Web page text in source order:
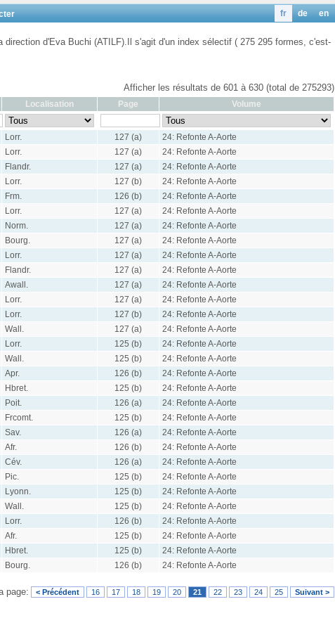
en
de
fr
direction d'Eva Buchi (ATILF).Il s'agit d'un index sélectif ( 275 295 formes, c'est-
Afficher les résultats de 601 à 630 (total de 275293)
Localisation Page Volume
Lorr. 127 (a)
24: Refonte A-Aorte
Lorr. 127 (a)
24: Refonte A-Aorte
Flandr. 127 (a)
24: Refonte A-Aorte
Lorr. 127 (b)
24: Refonte A-Aorte
Frm. 126 (b)
24: Refonte A-Aorte
Lorr. 127 (a)
24: Refonte A-Aorte
Norm. 127 (a)
24: Refonte A-Aorte
Bourg. 127 (a)
24: Refonte A-Aorte
Lorr. 127 (a)
24: Refonte A-Aorte
Flandr. 127 (a)
24: Refonte A-Aorte
Awall. 127 (a)
24: Refonte A-Aorte
Lorr. 127 (a)
24: Refonte A-Aorte
Lorr. 127 (b)
24: Refonte A-Aorte
Wall. 127 (a)
24: Refonte A-Aorte
Lorr. 125 (b)
24: Refonte A-Aorte
Wall. 125 (b)
24: Refonte A-Aorte
Apr. 126 (b)
24: Refonte A-Aorte
Hbret. 125 (b)
24: Refonte A-Aorte
Poit. 126 (a)
24: Refonte A-Aorte
Frcomt. 125 (b)
24: Refonte A-Aorte
Sav. 126 (a)
24: Refonte A-Aorte
Afr. 126 (b)
24: Refonte A-Aorte
Cév. 126 (a)
24: Refonte A-Aorte
Pic. 125 (b)
24: Refonte A-Aorte
Lyonn. 125 (b)
24: Refonte A-Aorte
Wall. 125 (b)
24: Refonte A-Aorte
Lorr. 126 (b)
24: Refonte A-Aorte
Afr. 125 (b)
24: Refonte A-Aorte
Hbret. 125 (b)
24: Refonte A-Aorte
Bourg. 126 (b) 24: Refonte A-Aorte
page: < Précédent 16 17 18 19 20 21 22 23 24 25 Suivant >